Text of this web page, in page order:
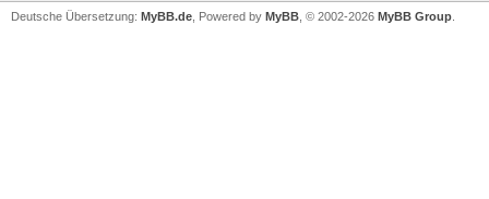
Deutsche Übersetzung: MyBB.de , Powered by MyBB , © 2002-2026 MyBB Group